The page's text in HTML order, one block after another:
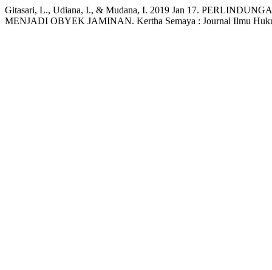
Gitasari, L., Udiana, I., & Mudana, I. 2019 Jan 17.
MENJADI OBYEK JAMINAN. Kertha Semaya : Journal Ilmu